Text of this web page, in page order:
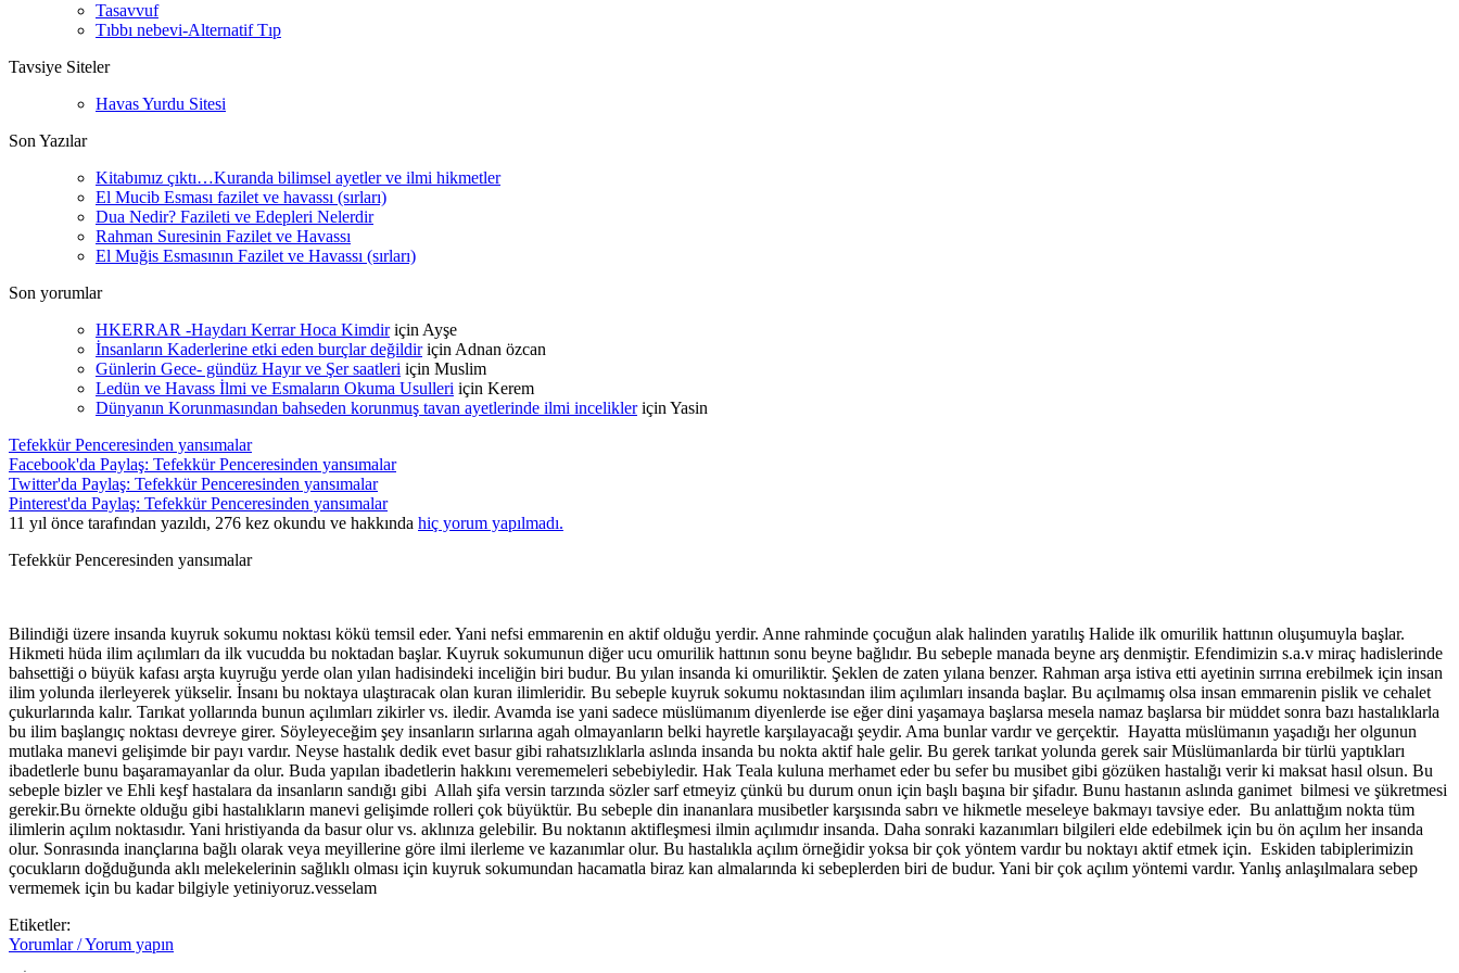
Tasavvuf
Tıbbı nebevi-Alternatif Tıp
Tavsiye Siteler
Havas Yurdu Sitesi
Son Yazılar
Kitabımız çıktı…Kuranda bilimsel ayetler ve ilmi hikmetler
El Mucib Esması fazilet ve havassı (sırları)
Dua Nedir? Fazileti ve Edepleri Nelerdir
Rahman Suresinin Fazilet ve Havassı
El Muğis Esmasının Fazilet ve Havassı (sırları)
Son yorumlar
HKERRAR -Haydarı Kerrar Hoca Kimdiriçin Ayşe
İnsanların Kaderlerine etki eden burçlar değildiriçin Adnan özcan
Günlerin Gece- gündüz Hayır ve Şer saatleri için Muslim
Ledün ve Havass İlmi ve Esmaların Okuma Usulleri için Kerem
Dünyanın Korunmasından bahseden korunmuş tavan ayetlerinde ilmi incelikleriçin Yasin
Tefekkür Penceresinden yansımalar
Facebook'da Paylaş: Tefekkür Penceresinden yansımalar
Twitter'da Paylaş: Tefekkür Penceresinden yansımalar
Pinterest'da Paylaş: Tefekkür Penceresinden yansımalar
11 yıl önce tarafından yazıldı, 276 kez okundu ve hakkında hiç yorum yapılmadı.
Tefekkür Penceresinden yansımalar
Bilindiği üzere insanda kuyruk sokumu noktası kökü temsil eder. Yani nefsi emmarenin en aktif olduğu yerdir. Anne rahminde çocuğun alak halinden yaratılış Halide ilk omurilik hattının oluşumuyla başlar.
Hikmeti hüda ilim açılımları da ilk vucudda bu noktadan başlar. Kuyruk sokumunun diğer ucu omurilik hattının sonu beyne bağlıdır. Bu sebeple manada beyne arş denmiştir. Efendimizin s.a.v miraç hadislerinde
bahsettiği o büyük kafası arşta kuyruğu yerde olan yılan hadisindeki inceliğin biri budur. Bu yılan insanda ki omuriliktir. Şeklen de zaten yılana benzer. Rahman arşa istiva etti ayetinin sırrına erebilmek için insan
ilim yolunda ilerleyerek yükselir. İnsanı bu noktaya ulaştıracak olan kuran ilimleridir. Bu sebeple kuyruk sokumu noktasından ilim açılımları insanda başlar. Bu açılmamış olsa insan emmarenin pislik ve cehalet
çukurlarında kalır. Tarıkat yollarında bunun açılımları zikirler vs. iledir. Avamda ise yani sadece müslümanım diyenlerde ise eğer dini yaşamaya başlarsa mesela namaz başlarsa bir müddet sonra bazı hastalıklarla
bu ilim başlangıç noktası devreye girer. Söyleyeceğim şey insanların sırlarına agah olmayanların belki hayretle karşılayacağı şeydir. Ama bunlar vardır ve gerçektir. Hayatta müslümanın yaşadığı her olgunun
mutlaka manevi gelişimde bir payı vardır. Neyse hastalık dedik evet basur gibi rahatsızlıklarla aslında insanda bu nokta aktif hale gelir. Bu gerek tarıkat yolunda gerek sair Müslümanlarda bir türlü yaptıkları
ibadetlerle bunu başaramayanlar da olur. Buda yapılan ibadetlerin hakkını verememeleri sebebiyledir. Hak Teala kuluna merhamet eder bu sefer bu musibet gibi gözüken hastalığı verir ki maksat hasıl olsun. Bu
sebeple bizler ve Ehli keşf hastalara da insanların sandığı gibi Allah şifa versin tarzında sözler sarf etmeyiz çünkü bu durum onun için başlı başına bir şifadır. Bunu hastanın aslında ganimet bilmesi ve şükretmesi
gerekir.Bu örnekte olduğu gibi hastalıkların manevi gelişimde rolleri çok büyüktür. Bu sebeple din inananlara musibetler karşısında sabrı ve hikmetle meseleye bakmayı tavsiye eder. Bu anlattığım nokta tüm
ilimlerin açılım noktasıdır. Yani hristiyanda da basur olur vs. aklınıza gelebilir. Bu noktanın aktifleşmesi ilmin açılımıdır insanda. Daha sonraki kazanımları bilgileri elde edebilmek için bu ön açılım her insanda
olur. Sonrasında inançlarına bağlı olarak veya meyillerine göre ilmi ilerleme ve kazanımlar olur. Bu hastalıkla açılım örneğidir yoksa bir çok yöntem vardır bu noktayı aktif etmek için. Eskiden tabiplerimizin
çocukların doğduğunda aklı melekelerinin sağlıklı olması için kuyruk sokumundan hacamatla biraz kan almalarında ki sebeplerden biri de budur. Yani bir çok açılım yöntemi vardır. Yanlış anlaşılmalara sebep
vermemek için bu kadar bilgiyle yetiniyoruz.vesselam
Etiketler:
Yorumlar / Yorum yapın